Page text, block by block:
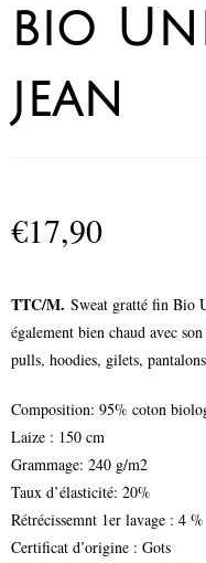
bio
jean
€17,90
TTC/M. Sweat gratté fin Bio
également bien chaud avec
pulls, hoodies, gilets,
Composition: 95% coton
Laize : 150 cm
Grammage: 240 g/m2
Taux d’élasticité: 20%
Rétrécissemnt 1er lavage : 4 %
Certificat d’origine : Gots